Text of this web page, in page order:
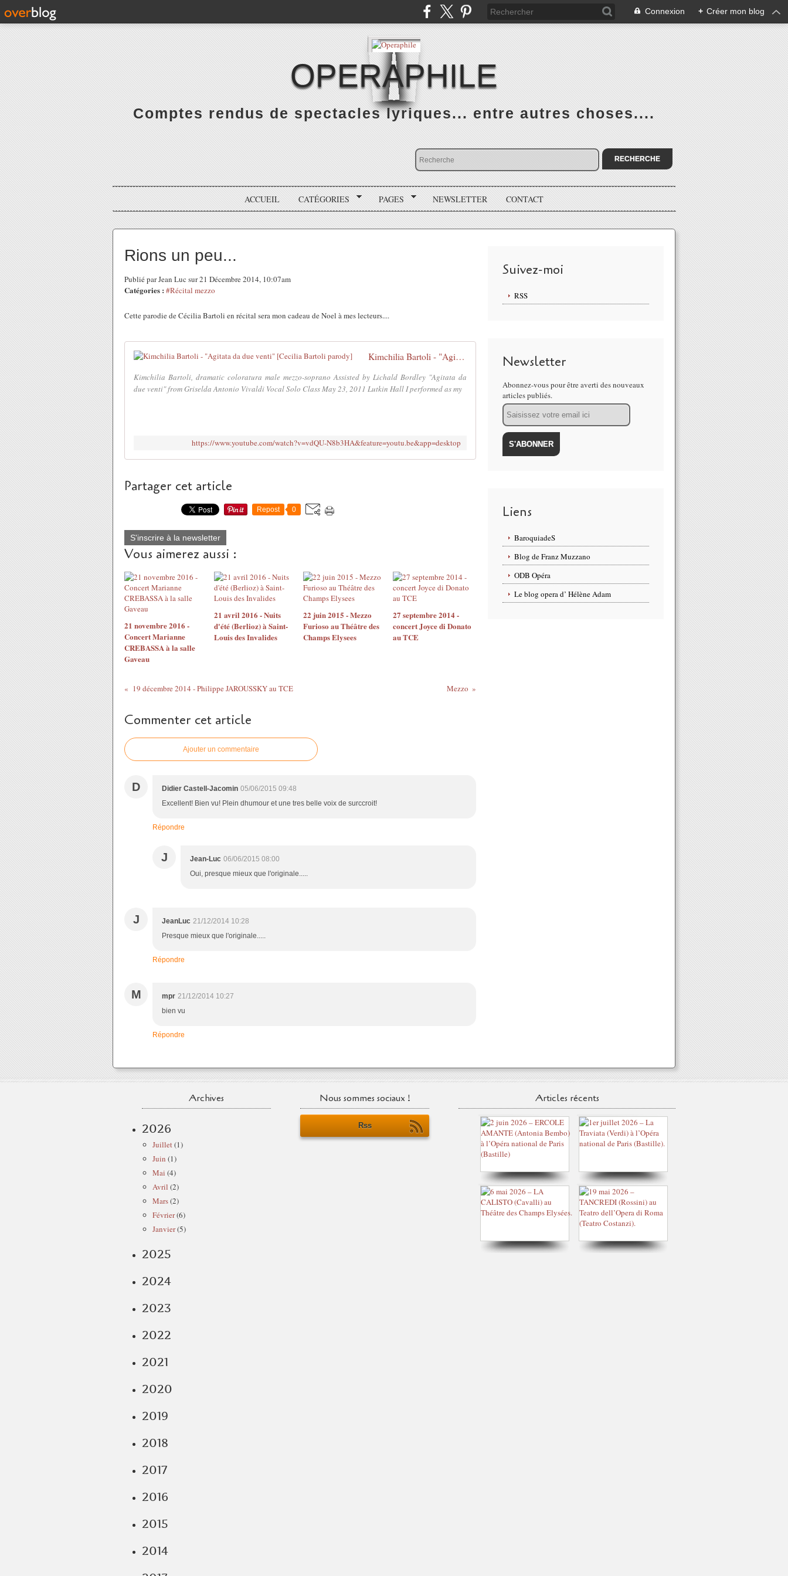
Connexion + Créer mon blog
OPERAPHILE
Comptes rendus de spectacles lyriques... entre autres choses....
ACCUEIL CATÉGORIES PAGES NEWSLETTER CONTACT
Rions un peu...
Publié par Jean Luc sur 21 Décembre 2014, 10:07am
Catégories : #Récital mezzo
Cette parodie de Cécilia Bartoli en récital sera mon cadeau de Noel à mes lecteurs....
Kimchilia Bartoli - "Agitata da due venti" [Cecilia Bartoli parody]
Kimchilia Bartoli, dramatic coloratura male mezzo-soprano Assisted by Lichald Bordley "Agitata da
due venti" from Griselda Antonio Vivaldi Vocal Solo Class May 23, 2011 Lutkin Hall I performed as my
https://www.youtube.com/watch?v=vdQU-N8b3HA&feature=youtu.be&app=desktop
Partager cet article
Repost 0
S'inscrire à la newsletter
Vous aimerez aussi :
21 novembre 2016 -
Concert Marianne
CREBASSA à la salle
Gaveau
21 avril 2016 - Nuits
d'été (Berlioz) à Saint-
Louis des Invalides
22 juin 2015 - Mezzo
Furioso au Théâtre des
Champs Elysees
27 septembre 2014 -
concert Joyce di Donato
au TCE
19 décembre 2014 - Philippe JAROUSSKY au TCE Mezzo
Commenter cet article
Ajouter un commentaire
D Didier Castell-Jacomin 05/06/2015 09:48
Excellent! Bien vu! Plein dhumour et une tres belle voix de surccroit!
Répondre
J Jean-Luc 06/06/2015 08:00
Oui, presque mieux que l'originale.....
J JeanLuc 21/12/2014 10:28
Presque mieux que l'originale.....
Répondre
M mpr 21/12/2014 10:27
bien vu
Répondre
Suivez-moi
RSS
Newsletter
Abonnez-vous pour être averti des nouveaux
articles publiés.
Email
Liens
BaroquiadeS
Blog de Franz Muzzano
ODB Opéra
Le blog opera d’ Hélène Adam
Archives
2026
Juillet(1)
Juin (1)
Mai (4)
Avril (2)
Mars(2)
Février(6)
Janvier(5)
2025
2024
2023
2022
2021
2020
2019
2018
2017
2016
2015
2014
Nous sommes sociaux !
Rss
Articles récents